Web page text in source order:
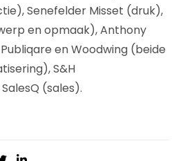
Senefelder Misset (druk),
en opmaak), Anthony
en Woodwing (beide
S&H
(sales).